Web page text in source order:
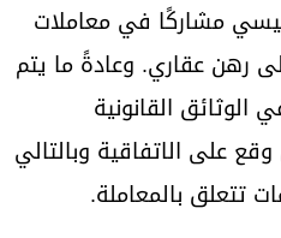
مشاركًا في معاملات
رهن عقاري. وعادةً ما يتم
الوثائق القانونية
على الاتفاقية وبالتالي
تتعلق بالمعاملة.